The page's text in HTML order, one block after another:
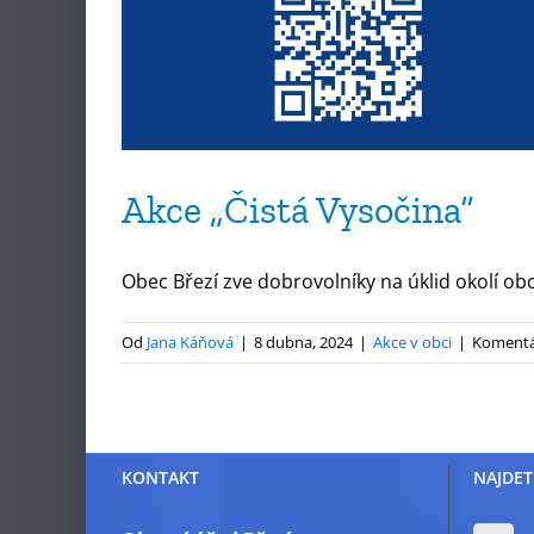
Akce „Čistá Vysočina“
Obec Březí zve dobrovolníky na úklid okolí
Od Jana Káňová | 8 dubna, 2024 | Akce v obci |
KONTAKT